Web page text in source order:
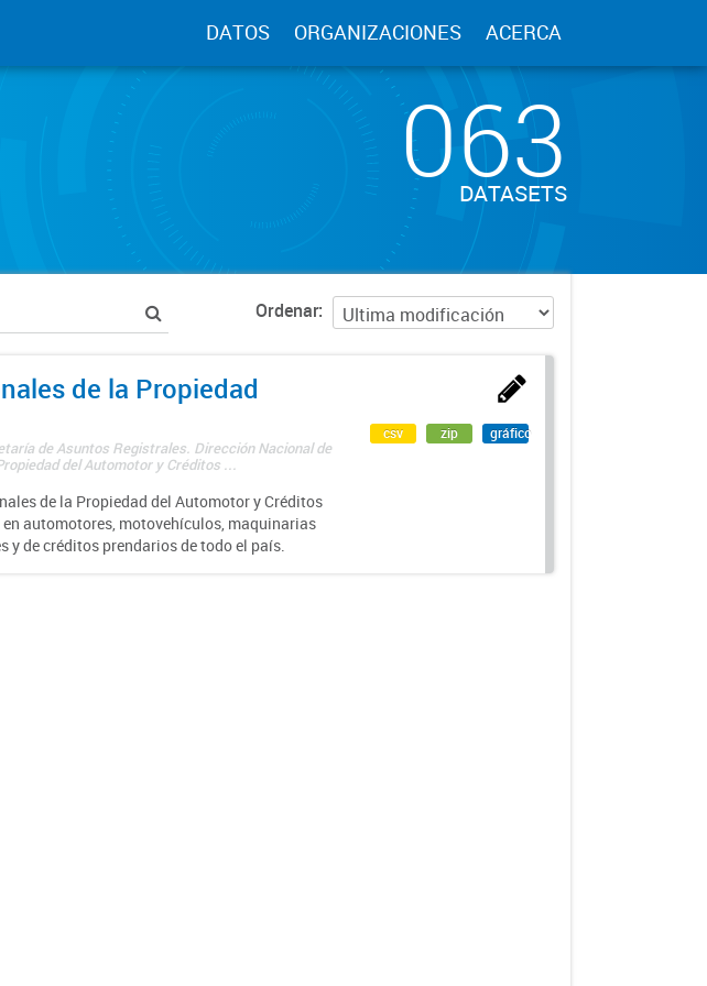
DATOS ORGANIZACIONES ACERCA
063
DATASETS
Ordenar
de la Propiedad
de Asuntos Registrales. Dirección Nacional de
del Automotor y Créditos ...
de la Propiedad del Automotor y Créditos
automotores, motovehículos, maquinarias
de créditos prendarios de todo el país.
csv zip gráfico